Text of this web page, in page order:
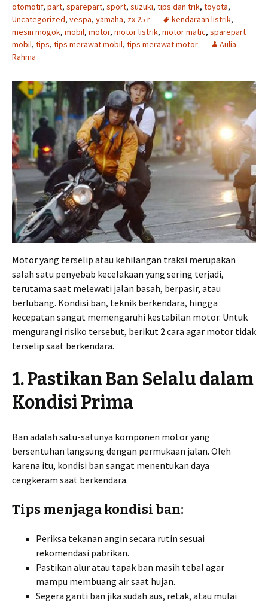
otomotif, part, sparepart, sport, suzuki, tips dan trik, toyota,
Uncategorized, vespa, yamaha, zx 25 r kendaraan listrik,
mesin mogok, mobil, motor, motor listrik, motor matic, sparepart
mobil, tips, tips merawat mobil, tips merawat motor
Aulia
Rahma
Motor yang terselip atau kehilangan traksi merupakan
salah satu penyebab kecelakaan yang sering terjadi,
terutama saat melewati jalan basah, berpasir, atau
berlubang. Kondisi ban, teknik berkendara, hingga
kecepatan sangat memengaruhi kestabilan motor. Untuk
mengurangi risiko tersebut, berikut 2 cara agar motor tidak
terselip saat berkendara.
1. Pastikan Ban Selalu dalam
Kondisi Prima
Ban adalah satu-satunya komponen motor yang
bersentuhan langsung dengan permukaan jalan. Oleh
karena itu, kondisi ban sangat menentukan daya
cengkeram saat berkendara.
Tips menjaga kondisi ban:
Periksa tekanan angin secara rutin sesuai
rekomendasi pabrikan.
Pastikan alur atau tapak ban masih tebal agar
mampu membuang air saat hujan.
Segera ganti ban jika sudah aus, retak, atau mulai